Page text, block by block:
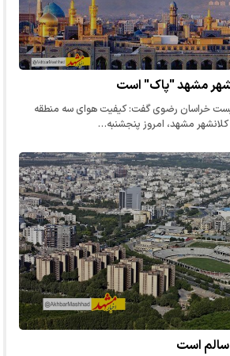
مشهد "پاک" است
خراسان رضوی گفت: کیفیت هوای سه منطقه
کلانشهر مشهد، امروز پنجشنبه…
است